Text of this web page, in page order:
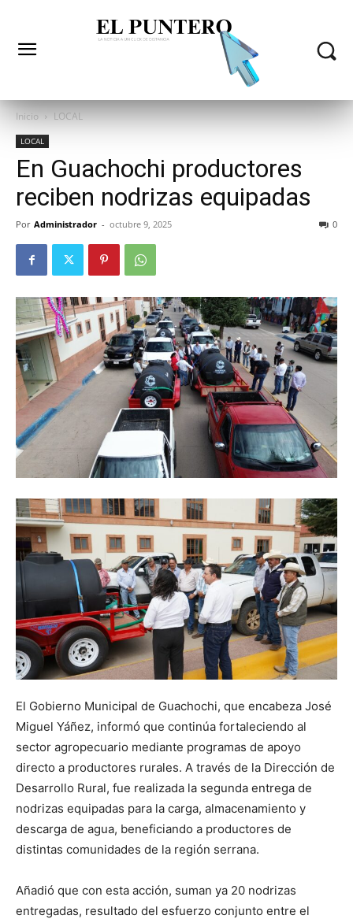
Inicio LOCAL
LOCAL
En Guachochi productores
reciben nodrizas equipadas
Por Administrador - octubre 9, 2025 0
El Gobierno Municipal de Guachochi, que encabeza José
Miguel Yáñez, informó que continúa fortaleciendo al
sector agropecuario mediante programas de apoyo
directo a productores rurales. A través de la Dirección de
Desarrollo Rural, fue realizada la segunda entrega de
nodrizas equipadas para la carga, almacenamiento y
descarga de agua, beneficiando a productores de
distintas comunidades de la región serrana.
Añadió que con esta acción, suman ya 20 nodrizas
entregadas, resultado del esfuerzo conjunto entre el